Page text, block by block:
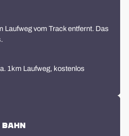
Laufweg vom Track entfernt. Das
1km Laufweg, kostenlos